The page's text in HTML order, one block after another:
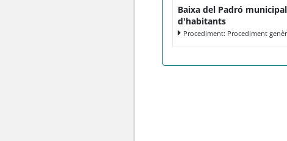
Baixa del Padró municipal
d'habitants
Procediment: Procediment